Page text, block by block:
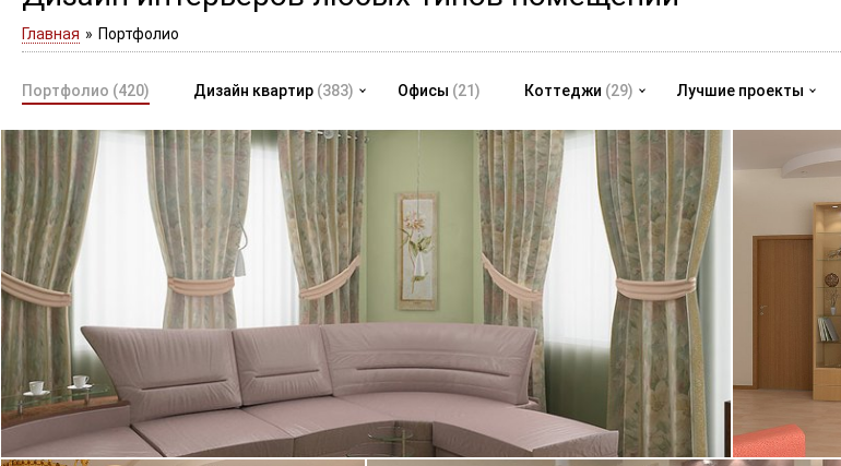
Главная » Портфолио
Портфолио (420) Дизайн квартир (383) Офисы (21) Коттеджи (29) Лучшие проекты
23.08.2005